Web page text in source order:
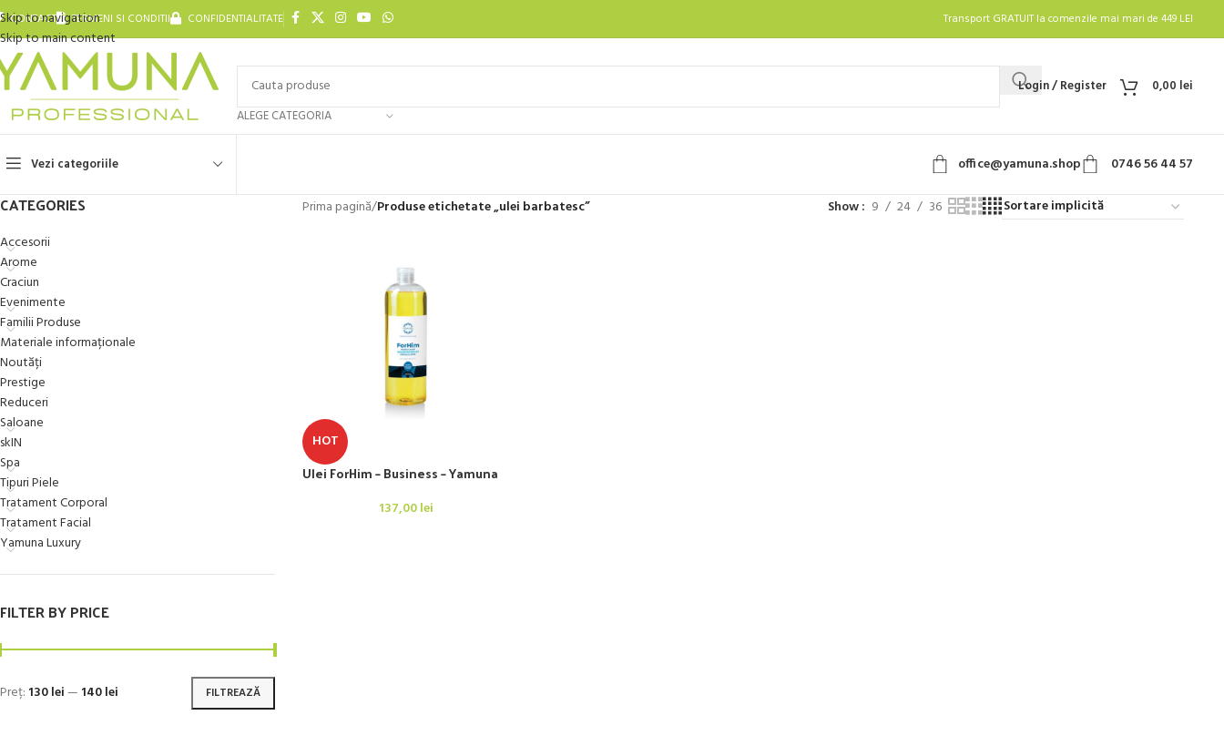
Skip to navigation
Skip to main content
CONTACT TERMENI SI CONDITII CONFIDENTIALITATE Transport GRATUIT la comenzile mai mari de 449 LEI
ALEGE CATEGORIA
Login / Register 0,00 lei
Vezi categoriile office@yamuna.shop 0746 56 44 57
CATEGORIES
Accesorii
Arome
Craciun
Evenimente
Familii Produse
Materiale informaționale
Noutăți
Prestige
Reduceri
Saloane
skIN
Spa
Tipuri Piele
Tratament Corporal
Tratament Facial
Yamuna Luxury
FILTER BY PRICE
FILTREAZĂ
Preț: 130 lei— 140 lei
Prima pagină/Produse etichetate „ulei barbatesc” Show 9 24 36
HOT
Ulei ForHim – Business – Yamuna
137,00lei